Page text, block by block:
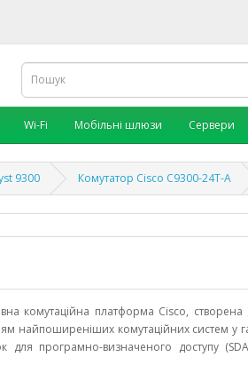
Wi-Fi Мобільні шлюзи Сервери
9300 Комутатор Cisco C9300-24T-A
комутаційна платформа Cisco, створена
найпоширеніших комутаційних систем у
програмно-визначеного доступу